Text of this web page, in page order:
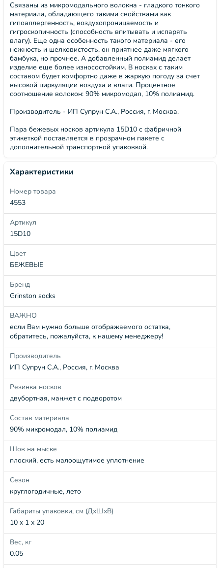
Связаны из микромодального волокна - гладкого тонкого
материала, обладающего такими свойствами как
гипоаллергенность, воздухопроницаемость и
гигроскопичность (способность впитывать и испарять
влагу). Еще одна особенность такого материала - его
нежность и шелковистость, он приятнее даже мягкого
бамбука, но прочнее. А добавленный полиамид делает
изделие еще более износостойким. В носках с таким
составом будет комфортно даже в жаркую погоду за счет
высокой циркуляции воздуха и влаги. Процентное
соотношение волокон: 90% микромодал, 10% полиамид.
Производитель - ИП Супрун С.А., Россия, г. Москва.
Пара бежевых носков артикула 15D10 с фабричной
этикеткой поставляется в прозрачном пакете с
дополнительной транспортной упаковкой.
Характеристики
Номер товара
4553
Артикул
15D10
Цвет
БЕЖЕВЫЕ
Бренд
Grinston socks
ВАЖНО
если Вам нужно больше отображаемого остатка,
обратитесь, пожалуйста, к нашему менеджеру!
Производитель
ИП Супрун С.А., Россия, г. Москва
Резинка носков
двубортная, манжет с подворотом
Состав материала
90% микромодал, 10% полиамид
Шов на мыске
плоский, есть малоощутимое уплотнение
Сезон
круглогодичные, лето
Габариты упаковки, см (ДхШхВ)
10 x 1 x 20
Вес, кг
0.05